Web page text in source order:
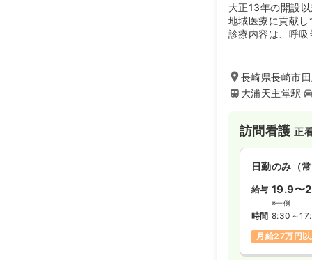
大正13年の開設
地域医療に貢献
診療内容は、呼
長崎県長崎市
大浦天主堂駅
訪問看護正
日勤のみ（
給与 19.9〜
※一例
時間 8:30～
月給27万円